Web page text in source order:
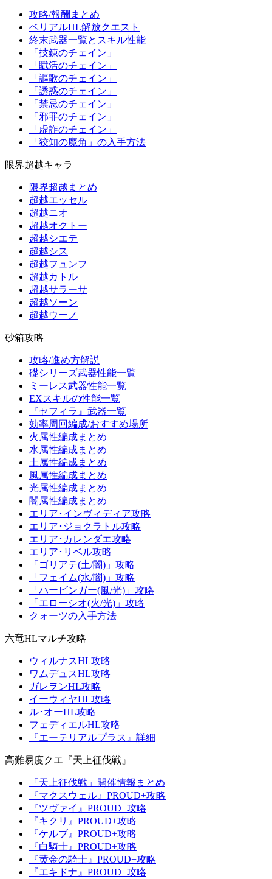
攻略/報酬まとめ
ベリアルHL解放クエスト
終末武器一覧とスキル性能
「技錬のチェイン」
「賦活のチェイン」
「謳歌のチェイン」
「誘惑のチェイン」
「禁忌のチェイン」
「邪罪のチェイン」
「虚詐のチェイン」
「狡知の魔角」の入手方法
限界超越キャラ
限界超越まとめ
超越エッセル
超越ニオ
超越オクトー
超越シエテ
超越シス
超越フュンフ
超越カトル
超越サラーサ
超越ソーン
超越ウーノ
砂箱攻略
攻略/進め方解説
礎シリーズ武器性能一覧
ミーレス武器性能一覧
EXスキルの性能一覧
『セフィラ』武器一覧
効率周回編成/おすすめ場所
火属性編成まとめ
水属性編成まとめ
土属性編成まとめ
風属性編成まとめ
光属性編成まとめ
闇属性編成まとめ
エリア･インヴィディア攻略
エリア･ジョクラトル攻略
エリア･カレンダエ攻略
エリア･リベル攻略
「ゴリアテ(土/闇)」攻略
「フェイム(水/闇)」攻略
「ハービンガー(風/光)」攻略
「エローシオ(火/光)」攻略
クォーツの入手方法
六竜HLマルチ攻略
ウィルナスHL攻略
ワムデュスHL攻略
ガレヲンHL攻略
イーウィヤHL攻略
ル･オーHL攻略
フェディエルHL攻略
『エーテリアルプラス』詳細
高難易度クエ『天上征伐戦』
「天上征伐戦」開催情報まとめ
『マクスウェル』PROUD+攻略
『ツヴァイ』PROUD+攻略
『キクリ』PROUD+攻略
『ケルブ』PROUD+攻略
『白騎士』PROUD+攻略
『黄金の騎士』PROUD+攻略
『エキドナ』PROUD+攻略